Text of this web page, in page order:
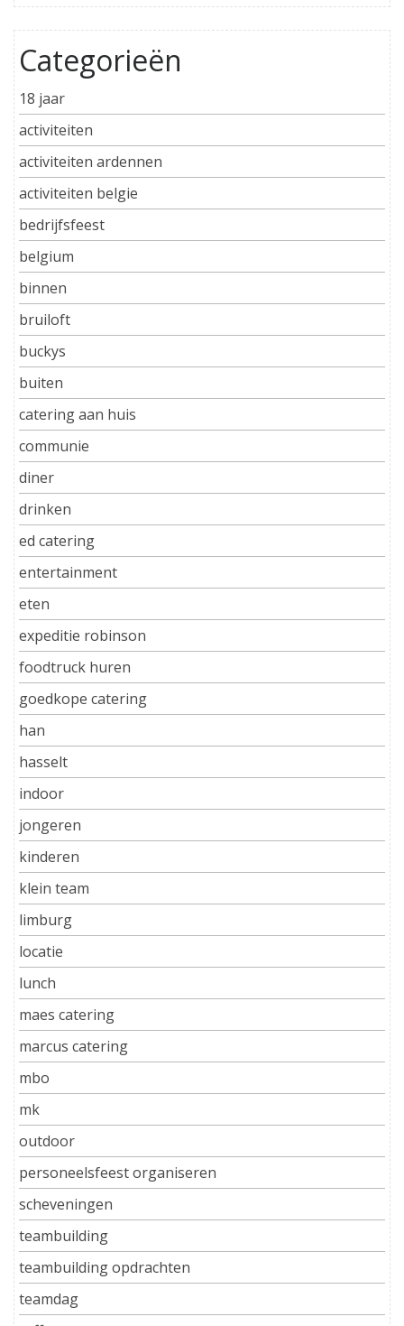
Categorieën
18 jaar
activiteiten
activiteiten ardennen
activiteiten belgie
bedrijfsfeest
belgium
binnen
bruiloft
buckys
buiten
catering aan huis
communie
diner
drinken
ed catering
entertainment
eten
expeditie robinson
foodtruck huren
goedkope catering
han
hasselt
indoor
jongeren
kinderen
klein team
limburg
locatie
lunch
maes catering
marcus catering
mbo
mk
outdoor
personeelsfeest organiseren
scheveningen
teambuilding
teambuilding opdrachten
teamdag